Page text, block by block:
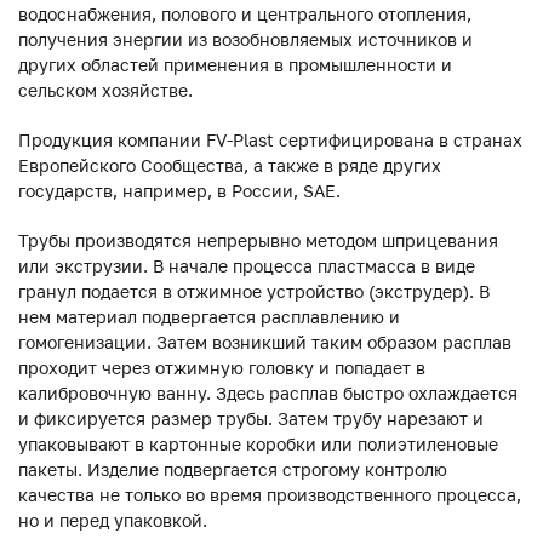
водоснабжения, полового и центрального отопления,
получения энергии из возобновляемых источников и
других областей применения в промышленности и
сельском хозяйстве.
Продукция компании FV-Plast сертифицирована в странах
Европейского Сообщества, а также в ряде других
государств, например, в России, SAE.
Трубы производятся непрерывно методом шприцевания
или экструзии. В начале процесса пластмасса в виде
гранул подается в отжимное устройство (экструдер). В
нем материал подвергается расплавлению и
гомогенизации. Затем возникший таким образом расплав
проходит через отжимную головку и попадает в
калибровочную ванну. Здесь расплав быстро охлаждается
и фиксируется размер трубы. Затем трубу нарезают и
упаковывают в картонные коробки или полиэтиленовые
пакеты. Изделие подвергается строгому контролю
качества не только во время производственного процесса,
но и перед упаковкой.